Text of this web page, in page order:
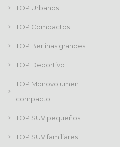
TOP Urbanos
TOP Compactos
TOP Berlinas grandes
TOP Deportivo
TOP Monovolumen
compacto
TOP SUV pequeños
TOP SUV familiares